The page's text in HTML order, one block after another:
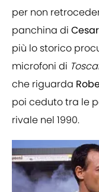
per non
panchina di
più lo storico
microfoni di
che riguarda
poi ceduto tra le
rivale nel 1990.